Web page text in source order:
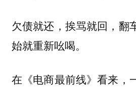
欠债就还，挨骂就回，翻
始就重新吆喝。
在《电商最前线》看来，